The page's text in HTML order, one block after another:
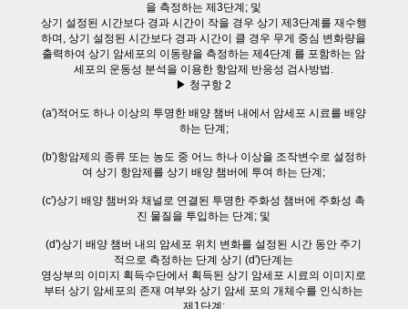
을 측정하는 제3단계; 및
상기 설정된 시간보다 경과 시간이 작을 경우 상기 제3단계를 재수행
하며, 상기 설정된 시간보다 경과 시간이 클 경우 무게 중심 변화량을
출력하여 상기 암세포의 이동량을 측정하는 제4단계 를 포함하는 암
세포의 운동성 분석을 이용한 항암제 반응성 검사방법.
▶ 청구항 2
(a')적어도 하나 이상의 투명한 배양 챔버 내에서 암세포 시료를 배양
하는 단계;
(b')항암제의 종류 또는 농도 중 어느 하나 이상을 조작변수로 설정하
여 상기 항암제를 상기 배양 챔버에 투여 하는 단계;
(c')상기 배양 챔버와 채널로 연결된 투명한 주화성 챔버에 주화성 촉
진 물질을 투입하는 단계; 및
(d')상기 배양 챔버 내의 암세포 위치 변화를 설정된 시간 동안 주기
적으로 측정하는 단계 상기 (d')단계는
영상부의 이미지 획득수단에서 획득된 상기 암세포 시료의 이미지로
부터 상기 암세포의 존재 여부와 상기 암세 포의 개체수를 인식하는
제1단계;